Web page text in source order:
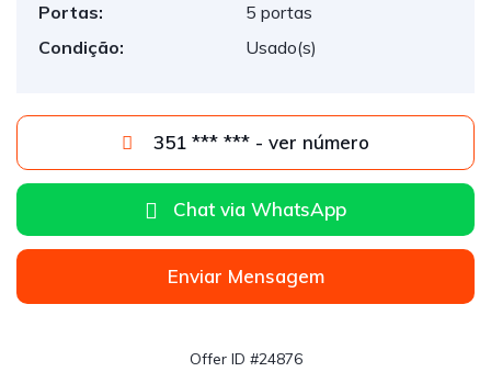
Portas:
5 portas
Condição:
Usado(s)
351 *** *** - ver número
Chat via WhatsApp
Enviar Mensagem
Offer ID #24876